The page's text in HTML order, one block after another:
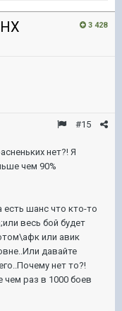
3 428
#15
нет?! Я
чем 90%
есть шанс что кто-то
весь бой будет
или авик
давайте
нет то?!
раз в 1000 боев